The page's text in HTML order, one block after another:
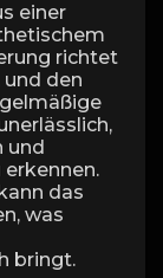
einer
richtet
den
und
das
was
bringt.